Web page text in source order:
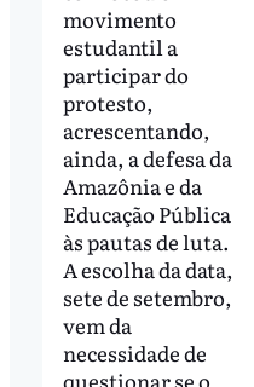
movimento
estudantil a
participar do
protesto,
acrescentando,
ainda, a defesa da
Amazônia e da
Educação Pública
às pautas de luta.
A escolha da data,
sete de setembro,
vem da
necessidade de
questionar se o